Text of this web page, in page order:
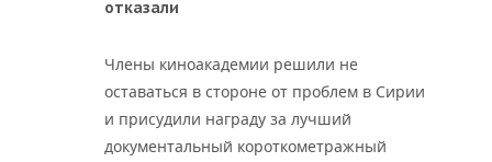
отказали
Члены киноакадемии решили не
оставаться в стороне от проблем в Сирии
и присудили награду за лучший
документальный короткометражный